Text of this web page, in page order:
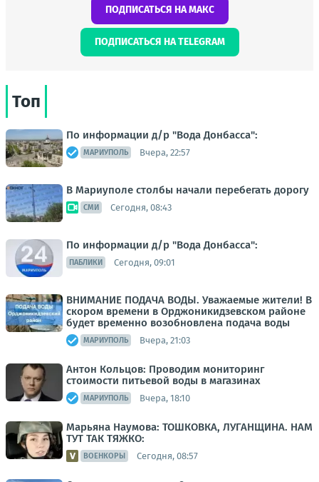
ПОДПИСАТЬСЯ НА МАКС
ПОДПИСАТЬСЯ НА TELEGRAM
Топ
По информации д/р "Вода Донбасса":
МАРИУПОЛЬ Вчера, 22:57
В Мариуполе столбы начали перебегать дорогу
СМИ Сегодня, 08:43
По информации д/р "Вода Донбасса":
ПАБЛИКИ Сегодня, 09:01
ВНИМАНИЕ ПОДАЧА ВОДЫ. Уважаемые жители! В
скором времени в Орджоникидзевском районе
будет временно возобновлена подача воды
МАРИУПОЛЬ Вчера, 21:03
Антон Кольцов: Проводим мониторинг
стоимости питьевой воды в магазинах
МАРИУПОЛЬ Вчера, 18:10
Марьяна Наумова: ТОШКОВКА, ЛУГАНЩИНА. НАМ
ТУТ ТАК ТЯЖКО:
ВОЕНКОРЫ Сегодня, 08:57